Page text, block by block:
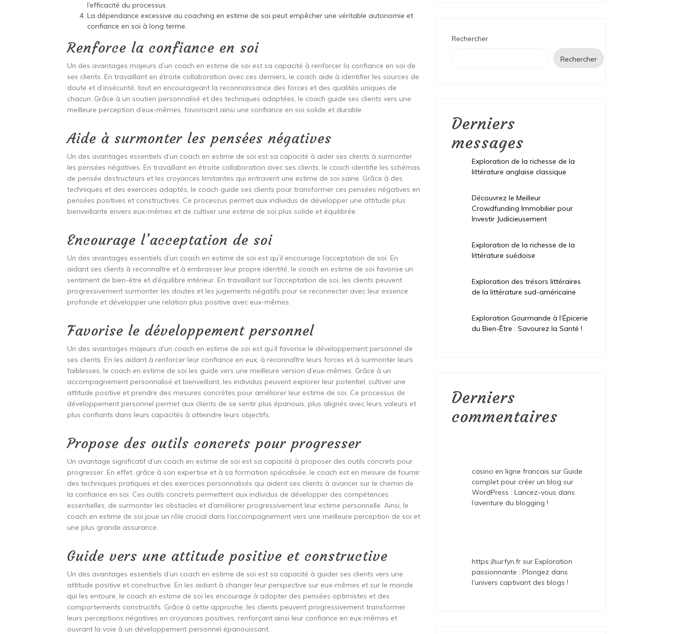
l’efficacité du processus.
La dépendance excessive au coaching en estime de soi peut empêcher une véritable autonomie et
confiance en soi à long terme.
Renforce la confiance en soi
Un des avantages majeurs d’un coach en estime de soi est sa capacité à renforcer la confiance en soi de
ses clients. En travaillant en étroite collaboration avec ces derniers, le coach aide à identifier les sources de
doute et d’insécurité, tout en encourageant la reconnaissance des forces et des qualités uniques de
chacun. Grâce à un soutien personnalisé et des techniques adaptées, le coach guide ses clients vers une
meilleure perception d’eux-mêmes, favorisant ainsi une confiance en soi solide et durable.
Aide à surmonter les pensées négatives
Un des avantages essentiels d’un coach en estime de soi est sa capacité à aider ses clients à surmonter
les pensées négatives. En travaillant en étroite collaboration avec ses clients, le coach identifie les schémas
de pensée destructeurs et les croyances limitantes qui entravent une estime de soi saine. Grâce à des
techniques et des exercices adaptés, le coach guide ses clients pour transformer ces pensées négatives en
pensées positives et constructives. Ce processus permet aux individus de développer une attitude plus
bienveillante envers eux-mêmes et de cultiver une estime de soi plus solide et équilibrée.
Encourage l’acceptation de soi
Un des avantages essentiels d’un coach en estime de soi est qu’il encourage l’acceptation de soi. En
aidant ses clients à reconnaître et à embrasser leur propre identité, le coach en estime de soi favorise un
sentiment de bien-être et d’équilibre intérieur. En travaillant sur l’acceptation de soi, les clients peuvent
progressivement surmonter les doutes et les jugements négatifs pour se reconnecter avec leur essence
profonde et développer une relation plus positive avec eux-mêmes.
Favorise le développement personnel
Un des avantages majeurs d’un coach en estime de soi est qu’il favorise le développement personnel de
ses clients. En les aidant à renforcer leur confiance en eux, à reconnaître leurs forces et à surmonter leurs
faiblesses, le coach en estime de soi les guide vers une meilleure version d’eux-mêmes. Grâce à un
accompagnement personnalisé et bienveillant, les individus peuvent explorer leur potentiel, cultiver une
attitude positive et prendre des mesures concrètes pour améliorer leur estime de soi. Ce processus de
développement personnel permet aux clients de se sentir plus épanouis, plus alignés avec leurs valeurs et
plus confiants dans leurs capacités à atteindre leurs objectifs.
Propose des outils concrets pour progresser
Un avantage significatif d’un coach en estime de soi est sa capacité à proposer des outils concrets pour
progresser. En effet, grâce à son expertise et à sa formation spécialisée, le coach est en mesure de fournir
des techniques pratiques et des exercices personnalisés qui aident ses clients à avancer sur le chemin de
la confiance en soi. Ces outils concrets permettent aux individus de développer des compétences
essentielles, de surmonter les obstacles et d’améliorer progressivement leur estime personnelle. Ainsi, le
coach en estime de soi joue un rôle crucial dans l’accompagnement vers une meilleure perception de soi et
une plus grande assurance.
Guide vers une attitude positive et constructive
Un des avantages essentiels d’un coach en estime de soi est sa capacité à guider ses clients vers une
attitude positive et constructive. En les aidant à changer leur perspective sur eux-mêmes et sur le monde
qui les entoure, le coach en estime de soi les encourage à adopter des pensées optimistes et des
comportements constructifs. Grâce à cette approche, les clients peuvent progressivement transformer
leurs perceptions négatives en croyances positives, renforçant ainsi leur confiance en eux-mêmes et
ouvrant la voie à un développement personnel épanouissant.
Rechercher
Rechercher
Derniers
messages
Exploration de la richesse de la
littérature anglaise classique
Découvrez le Meilleur
Crowdfunding Immobilier pour
Investir Judicieusement
Exploration de la richesse de la
littérature suédoise
Exploration des trésors littéraires
de la littérature sud-américaine
Exploration Gourmande à l’Épicerie
du Bien-Être : Savourez la Santé !
Derniers
commentaires
casino en ligne francais sur Guide
complet pour créer un blog sur
WordPress : Lancez-vous dans
l’aventure du blogging !
https://surfyn.fr surExploration
passionnante : Plongez dans
l’univers captivant des blogs !